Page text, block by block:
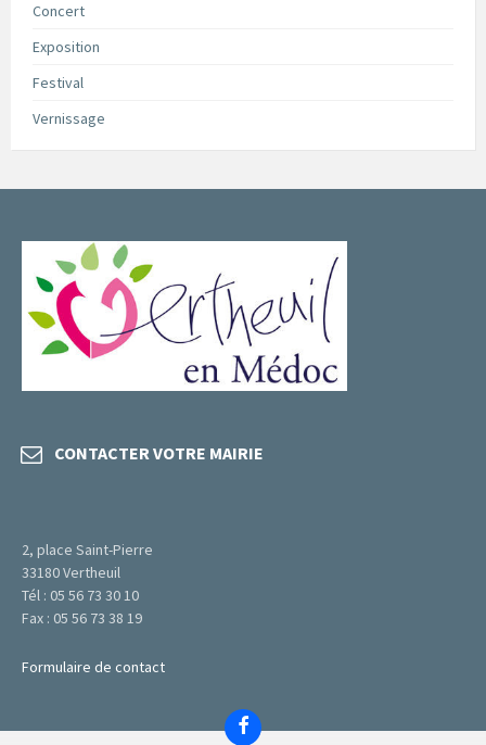
Concert
Exposition
Festival
Vernissage
CONTACTER VOTRE MAIRIE
2, place Saint-Pierre
33180 Vertheuil
Tél : 05 56 73 30 10
Fax : 05 56 73 38 19
Formulaire de contact
Facebook